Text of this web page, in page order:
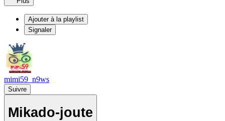
Ajouter à la playlist
Signaler
mimi59_n9ws
Suivre
Mikado-joute